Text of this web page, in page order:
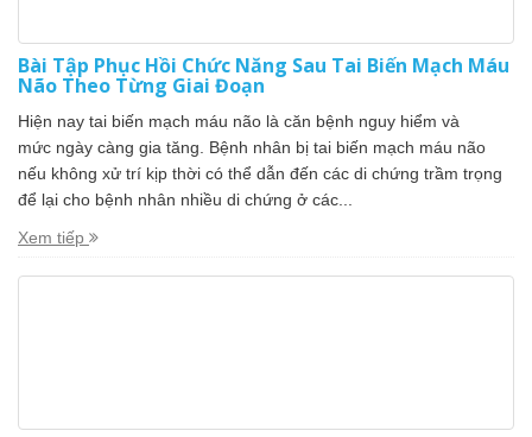
Bài Tập Phục Hồi Chức Năng Sau Tai Biến Mạch Máu
Não Theo Từng Giai Đoạn
Hiện nay tai biến mạch máu não là căn bệnh nguy hiểm và
mức ngày càng gia tăng. Bệnh nhân bị tai biến mạch máu não
nếu không xử trí kịp thời có thể dẫn đến các di chứng trầm trọng
để lại cho bệnh nhân nhiều di chứng ở các...
Xem tiếp